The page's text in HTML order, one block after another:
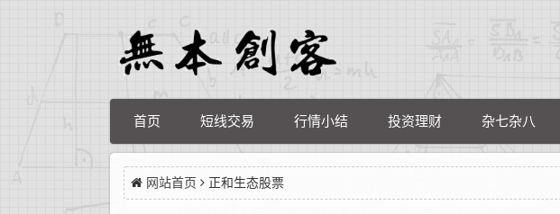
首页 短线交易 行情小结 投资理财 杂七杂八
网站首页 正和生态股票